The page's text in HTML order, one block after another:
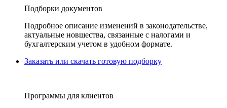
Подборки документов
Подробное описание изменений в законодательстве,
актуальные новшества, связанные с налогами и
бухгалтерским учетом в удобном формате.
Заказать или скачать готовую подборку
Программы для клиентов